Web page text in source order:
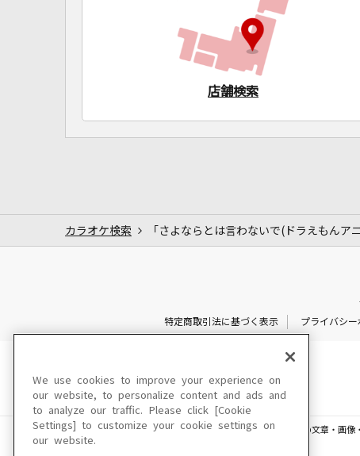
店舗検索
カラオケ検索 「さよならとは言わないで(ドラえもんア
特定商取引法に基づく表示
プライバシー
このサイトに掲載されている一切の文章・画
We use cookies to improve your experience on
our website, to personalize content and ads and
to analyze our traffic. Please click [Cookie
Settings] to customize your cookie settings on
our website.